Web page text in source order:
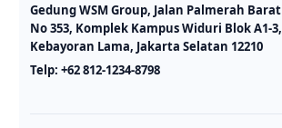
Gedung WSM Group, Jalan Palmerah Barat
No 353, Komplek Kampus Widuri Blok A1-3,
Kebayoran Lama, Jakarta Selatan 12210
Telp: +62 812-1234-8798